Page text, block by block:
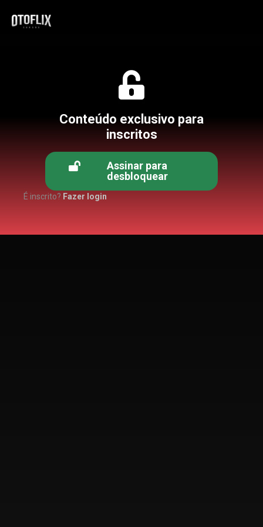
Conteúdo exclusivo para
inscritos
Assinar para
desbloquear
É inscrito? Fazer login